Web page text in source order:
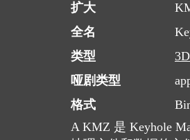
扩大
全名
类型
哑剧类型
格式
A KMZ 是 Keyhole